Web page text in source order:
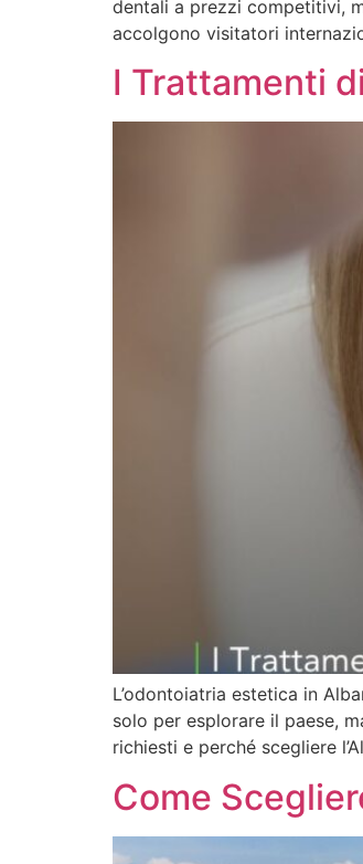
dentali a prezzi competitivi,
accolgono visitatori
I Trattamenti
L’odontoiatria estetica in
solo per esplorare il paese,
richiesti e perché scegliere
Come